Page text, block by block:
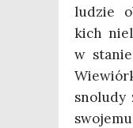
ludzie
kich
w
sno­lu­dy